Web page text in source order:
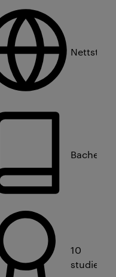
10